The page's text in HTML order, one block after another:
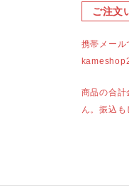
ご注文
携帯メール
商品の合
ん。振込も